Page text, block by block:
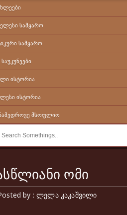
ᲡᲐᲛᲧᲐᲠᲝ
ᲡᲐᲛᲧᲐᲠᲝ
ᲡᲐᲣᲙᲣᲜᲔᲔᲑᲘ
ᲘᲡᲢᲝᲠᲘᲐ
ᲘᲡᲢᲝᲠᲘᲐ
ᲛᲡᲝᲤᲚᲘᲝ
ომი
by : ლელა კაკაშვილი